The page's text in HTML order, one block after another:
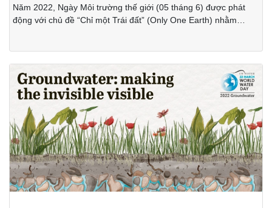
Năm 2022, Ngày Môi trường thế giới (05 tháng 6) được phát
động với chủ đề “Chỉ một Trái đất” (Only One Earth) nhằm
các chính sách, hoạt động hướng tới lối sống xanh hơn, sạch
hơn.